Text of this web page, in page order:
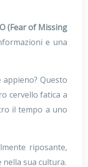
(Fear of Missing
e una
Questo
cervello fatica a
il tempo a uno
riposante,
sua cultura.